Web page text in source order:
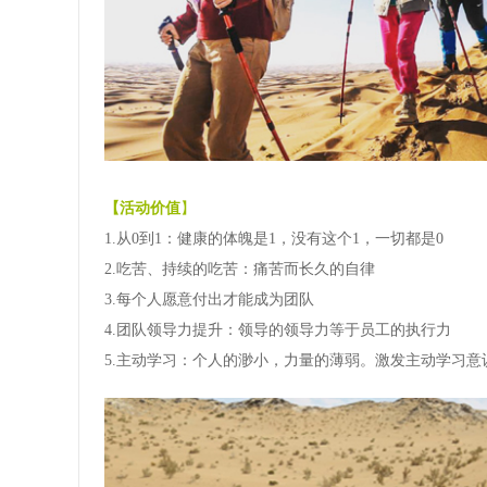
【活动价值】
1.从0到1：健康的体魄是1，没有这个1，一切都是0
2.吃苦、持续的吃苦：痛苦而长久的自律
3.每个人愿意付出才能成为团队
4.团队领导力提升：领导的领导力等于员工的执行力
5.主动学习：个人的渺小，力量的薄弱。激发主动学习意